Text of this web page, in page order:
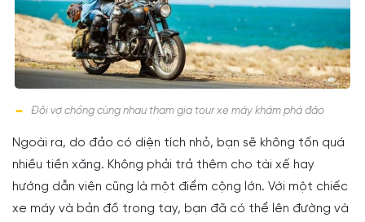
Đôi vợ chồng cùng nhau tham gia tour xe máy khám phá đảo
Ngoài ra, do đảo có diện tích nhỏ, bạn sẽ không tốn quá
nhiều tiền xăng. Không phải trả thêm cho tài xế hay
hướng dẫn viên cũng là một điểm cộng lớn. Với một chiếc
xe máy và bản đồ trong tay, bạn đã có thể lên đường và